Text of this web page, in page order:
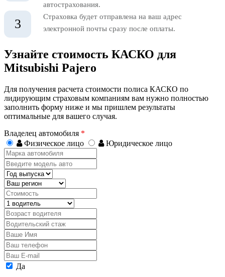
автострахования.
3
Страховка будет отправлена на ваш адрес
электронной почты сразу после оплаты.
Узнайте стоимость КАСКО для
Mitsubishi Pajero
Для получения расчета стоимости полиса КАСКО по
лидирующим страховым компаниям вам нужно полностью
заполнить форму ниже и мы пришлем результаты
оптимальные для вашего случая.
Владелец автомобиля *
Физическое лицо
Юридическое лицо
Марка
автомобиля
Введите
модель
авто
Год
выпуска
Регион
Стоимость,
руб.
Водитель
Возраст
водителя
Водительский
стаж
Ваше
Имя
Ваш
телефон
Ваш
E-
mail
Персональные
Да